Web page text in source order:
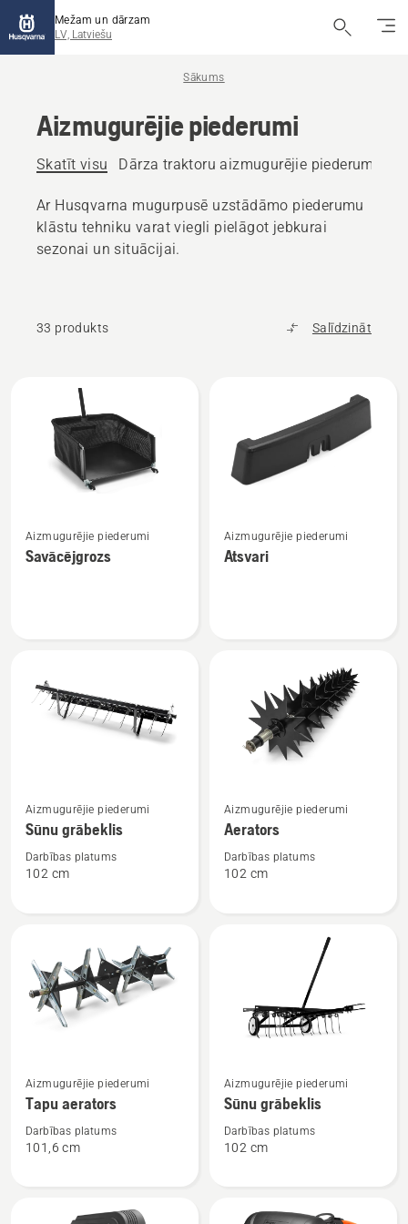
Mežam un dārzam
LV, Latviešu
Sākums
Aizmugurējie piederumi
Skatīt visu Dārza traktoru aizmugurējie piederumi
Ar Husqvarna mugurpusē uzstādāmo piederumu
klāstu tehniku varat viegli pielāgot jebkurai
sezonai un situācijai.
33 produkts Salīdzināt
produkti
vairāk
informācijas
Aizmugurējie piederumi
Savācējgrozs
vairāk
informācijas
Aizmugurējie piederumi
Atsvari
vairāk
informācijas
par
Sūnu
Aizmugurējie piederumi
Sūnu grābeklis
Darbības platums
102 cm
vairāk
informācijas
par
Aerators
Aizmugurējie piederumi
Aerators
Darbības platums
102 cm
vairāk
informācijas
par
Tapu
Aizmugurējie piederumi
Tapu aerators
Darbības platums
101,6 cm
vairāk
informācijas
par
Sūnu
Aizmugurējie piederumi
Sūnu grābeklis
Darbības platums
102 cm